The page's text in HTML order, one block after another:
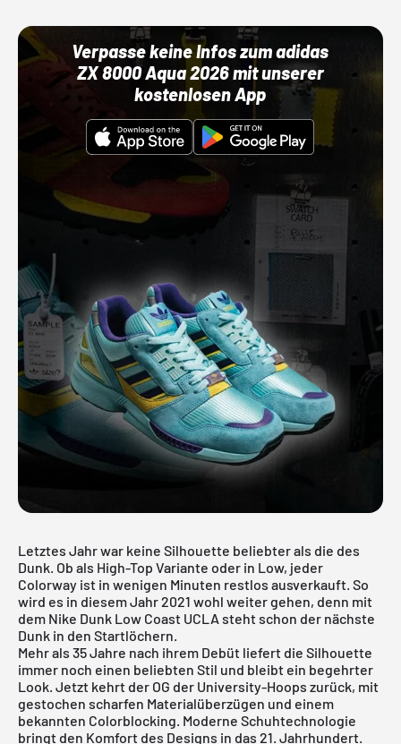
Verpasse keine Infos zum adidas
ZX 8000 Aqua 2026 mit unserer
kostenlosen App
Letztes Jahr war keine Silhouette beliebter als die des
Dunk. Ob als High-Top Variante oder in Low, jeder
Colorway ist in wenigen Minuten restlos ausverkauft. So
wird es in diesem Jahr 2021 wohl weiter gehen, denn mit
dem Nike Dunk Low Coast UCLA steht schon der nächste
Dunk in den Startlöchern.
Mehr als 35 Jahre nach ihrem Debüt liefert die Silhouette
immer noch einen beliebten Stil und bleibt ein begehrter
Look. Jetzt kehrt der OG der University-Hoops zurück, mit
gestochen scharfen Materialüberzügen und einem
bekannten Colorblocking. Moderne Schuhtechnologie
bringt den Komfort des Designs in das 21. Jahrhundert.